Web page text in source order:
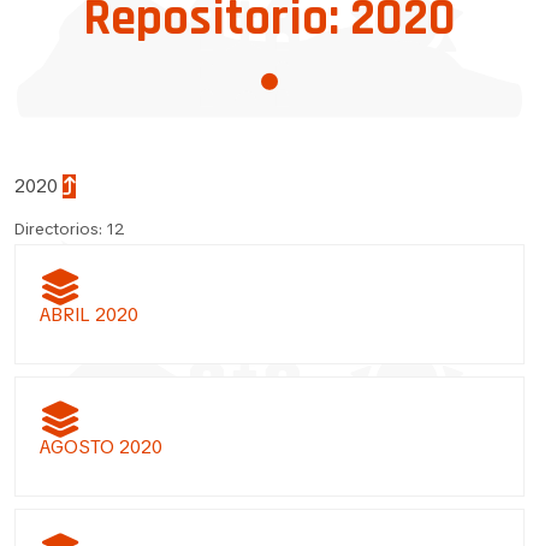
Repositorio: 2020
2020
Directorios: 12
ABRIL 2020
AGOSTO 2020